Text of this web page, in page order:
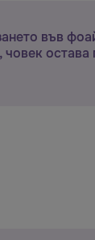
във
човек остава